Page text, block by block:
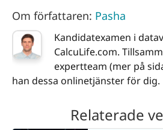
Om författaren: Pasha
Kandidatexamen i
CalcuLife.com.
expertteam (mer på
han dessa onlinetjänster för dig.
Relaterade